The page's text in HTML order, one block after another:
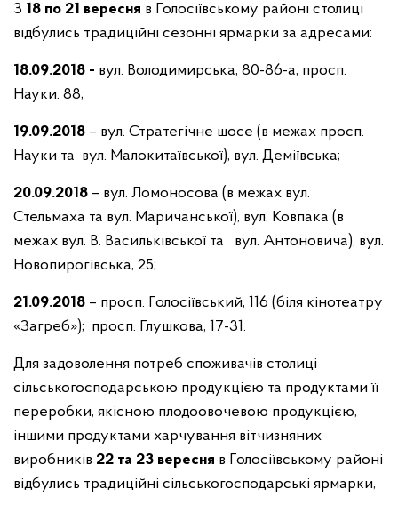
З 18 по 21 вересня в Голосіївському районі столиці
відбулись традиційні сезонні ярмарки за адресами:
18.09.2018 - вул. Володимирська, 80-86-а, просп.
Науки. 88;
19.09.2018 – вул. Стратегічне шосе (в межах просп.
Науки та вул. Малокитаївської), вул. Деміївська;
20.09.2018 – вул. Ломоносова (в межах вул.
Стельмаха та вул. Маричанської), вул. Ковпака (в
межах вул. В. Васильківської та вул. Антоновича), вул.
Новопирогівська, 25;
21.09.2018 – просп. Голосіївський, 116 (біля кінотеатру
«Загреб»); просп. Глушкова, 17-31.
Для задоволення потреб споживачів столиці
сільськогосподарською продукцією та продуктами її
переробки, якісною плодоовочевою продукцією,
іншими продуктами харчування вітчизняних
виробників 22 та 23 вересня в Голосіївському районі
відбулись традиційні сільськогосподарські ярмарки,